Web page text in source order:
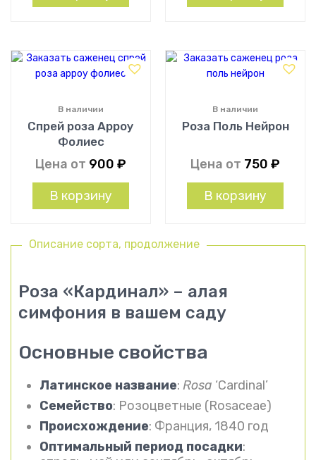
Описание сорта, продолжение
Роза «Кардинал» – алая
симфония в вашем саду
Основные свойства
Латинское название: Rosa ‘Cardinal’
Семейство: Розоцветные (Rosaceae)
Происхождение: Франция, 1840 год
Оптимальный период посадки:
Спрей роза Арроу
Фолиес
В наличии
Цена от 900 ₽
В корзину
Роза Поль Нейрон
В наличии
Цена от 750 ₽
В корзину